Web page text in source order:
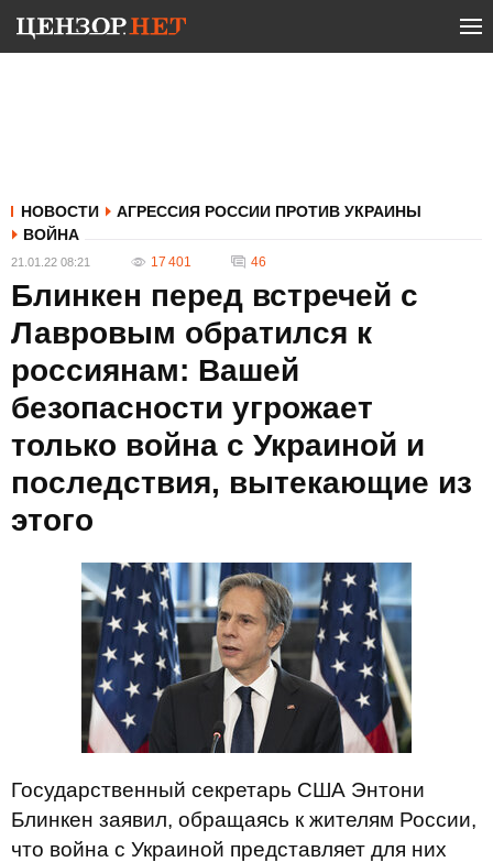
НОВОСТИ
АГРЕССИЯ РОССИИ ПРОТИВ УКРАИНЫ
ВОЙНА
21.01.22 08:21 17 401 46
Блинкен перед встречей с
Лавровым обратился к
россиянам: Вашей
безопасности угрожает
только война с Украиной и
последствия, вытекающие из
этого
Государственный секретарь США Энтони
Блинкен заявил, обращаясь к жителям России,
что война с Украиной представляет для них